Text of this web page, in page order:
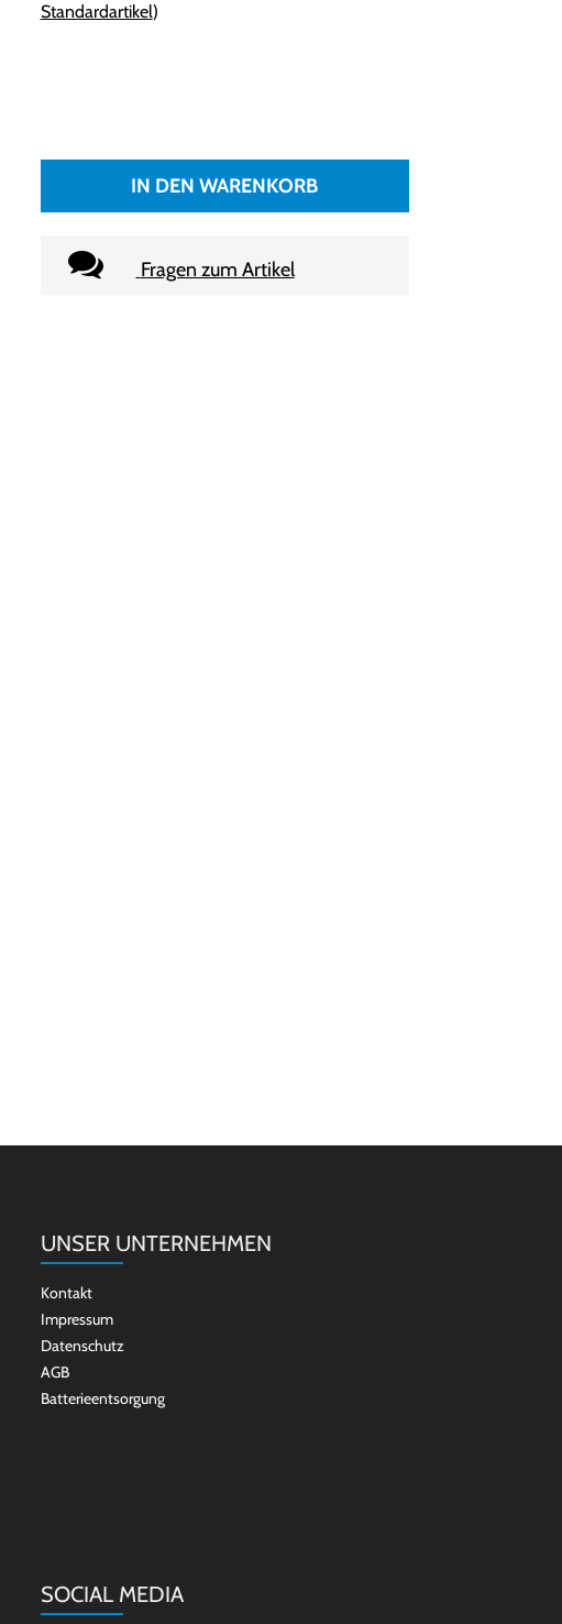
Standardartikel)
IN DEN WARENKORB
Fragen zum Artikel
UNSER UNTERNEHMEN
Kontakt
Impressum
Datenschutz
AGB
Batterieentsorgung
SOCIAL MEDIA